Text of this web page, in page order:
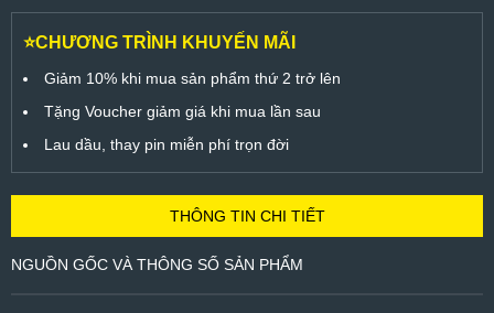
⭐CHƯƠNG TRÌNH KHUYẾN MÃI
Giảm 10% khi mua sản phẩm thứ 2 trở lên
Tặng Voucher giảm giá khi mua lần sau
Lau dầu, thay pin miễn phí trọn đời
THÔNG TIN CHI TIẾT
NGUỒN GỐC VÀ THÔNG SỐ SẢN PHẨM